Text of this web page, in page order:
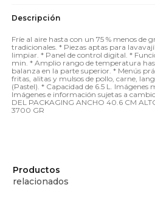
Fríe al aire hasta con un 75 % menos de
tradicionales. * Piezas aptas para
limpiar. * Panel de control digital. *
min. * Amplio rango de temperatura
balanza en la parte superior. * Menús
fritas, alitas y mulsos de pollo, carne,
(Pastel). * Capacidad de 6.5 L. Imágenes
Imágenes e información sujetas a
DEL PACKAGING ANCHO 40.6 CM
3700 GR
Productos
relacionados